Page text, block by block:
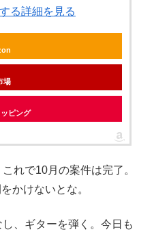
る詳細を見る
場
ピング
れで10月の案件は完了。
かけないとな。
、ギターを弾く。今日も